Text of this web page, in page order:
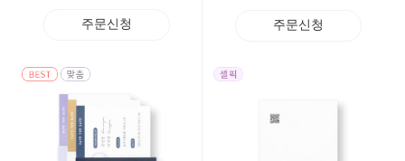
주문신청 주문신청